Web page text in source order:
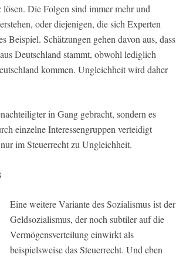
Die Folgen sind immer mehr und
oder diejenigen, die sich Experten
Beispiel. Schätzungen gehen davon aus, dass
Deutschland stammt, obwohl lediglich
kommen. Ungleichheit wird daher
in Gang gebracht, sondern es
einzelne Interessengruppen verteidigt
im Steuerrecht zu Ungleichheit.
Eine weitere Variante des Sozialismus ist der
Geldsozialismus, der noch subtiler auf die
Vermögensverteilung einwirkt als
beispielsweise das Steuerrecht. Und eben